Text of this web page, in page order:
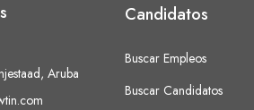
Aruba
Candidatos
Buscar Empleos
Buscar Candidatos